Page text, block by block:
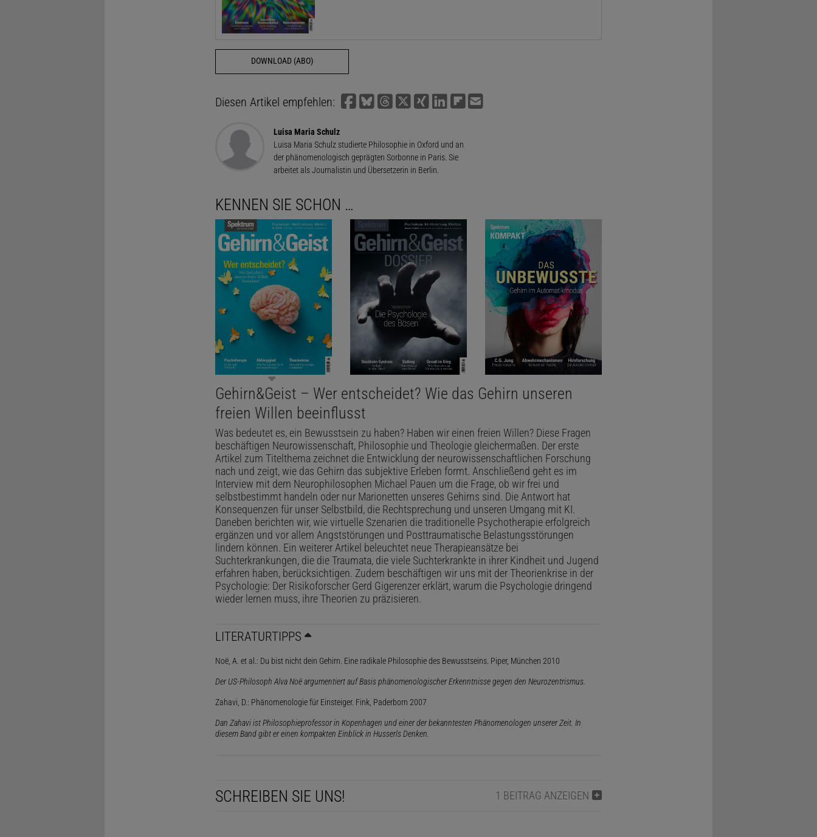
DOWNLOAD (ABO)
Diesen Artikel empfehlen:
Luisa Maria Schulz
Luisa Maria Schulz studierte Philosophie in Oxford und an
der phänomenologisch geprägten Sorbonne in Paris. Sie
arbeitet als Journalistin und Übersetzerin in Berlin.
KENNEN SIE SCHON …
Gehirn&Geist – Wer entscheidet? Wie das Gehirn unseren
freien Willen beeinflusst
Was bedeutet es, ein Bewusstsein zu haben? Haben wir einen freien Willen? Diese Fragen
beschäftigen Neurowissenschaft, Philosophie und Theologie gleichermaßen. Der erste
Artikel zum Titelthema zeichnet die Entwicklung der neurowissenschaftlichen Forschung
nach und zeigt, wie das Gehirn das subjektive Erleben formt. Anschließend geht es im
Interview mit dem Neurophilosophen Michael Pauen um die Frage, ob wir frei und
selbstbestimmt handeln oder nur Marionetten unseres Gehirns sind. Die Antwort hat
Konsequenzen für unser Selbstbild, die Rechtsprechung und unseren Umgang mit KI.
Daneben berichten wir, wie virtuelle Szenarien die traditionelle Psychotherapie erfolgreich
ergänzen und vor allem Angststörungen und Posttraumatische Belastungsstörungen
lindern können. Ein weiterer Artikel beleuchtet neue Therapieansätze bei
Suchterkrankungen, die die Traumata, die viele Suchterkrankte in ihrer Kindheit und Jugend
erfahren haben, berücksichtigen. Zudem beschäftigen wir uns mit der Theorienkrise in der
Psychologie: Der Risikoforscher Gerd Gigerenzer erklärt, warum die Psychologie dringend
wieder lernen muss, ihre Theorien zu präzisieren.
LITERATURTIPPS
Noë, A. et al.: Du bist nicht dein Gehirn. Eine radikale Philosophie des Bewusstseins. Piper, München 2010
Der US-Philosoph Alva Noë argumentiert auf Basis phänomenologischer Erkenntnisse gegen den Neurozentrismus.
Zahavi, D.: Phänomenologie für Einsteiger. Fink, Paderborn 2007
Dan Zahavi ist Philosophieprofessor in Kopenhagen und einer der bekanntesten Phänomenologen unserer Zeit. In
diesem Band gibt er einen kompakten Einblick in Husserls Denken.
SCHREIBEN SIE UNS! 1 BEITRAG ANZEIGEN